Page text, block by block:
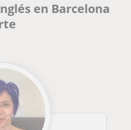
en Barcelona